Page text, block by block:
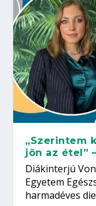
„Szerintem
jön az étel”
Diákinterjú
Egyetem
harmadéves